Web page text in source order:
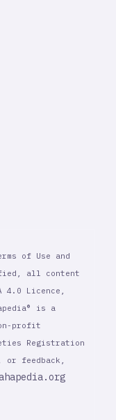
of Use and
all content
4.0 Licence,
is a
profit
Registration
or feedback,